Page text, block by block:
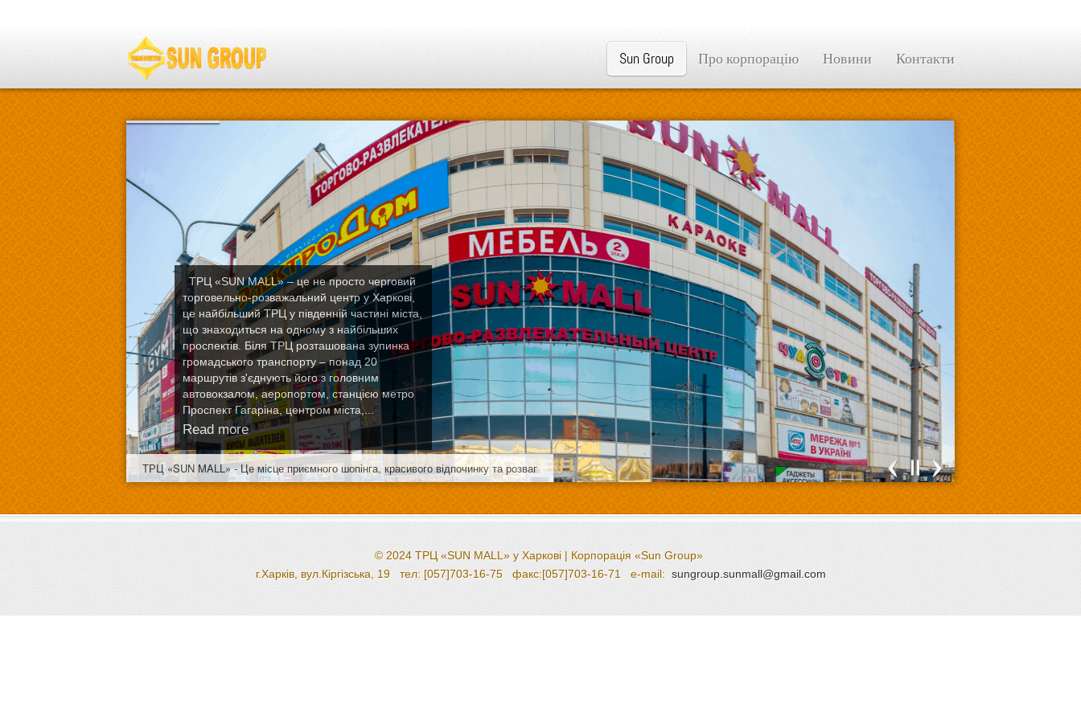
Sun Group Про корпорацію Новини Контакти
ТРЦ «SUN MALL» – це не просто черговий
торговельно-розважальний центр у Харкові,
це найбільший ТРЦ у південній частині міста,
що знаходиться на одному з найбільших
проспектів. Біля ТРЦ розташована зупинка
громадського транспорту – понад 20
маршрутів з'єднують його з головним
автовокзалом, аеропортом, станцією метро
Проспект Гагаріна, центром міста,...
Read more
ТРЦ «SUN MALL» - Це місце приємного шопінга, красивого відпочинку та розваг
© 2024 ТРЦ «SUN MALL» у Харкові | Корпорація «Sun Group»
г.Харків, вул.Кіргізська, 19 тел: [057]703-16-75 факс:[057]703-16-71 e-mail: sungroup.sunmall@gmail.com